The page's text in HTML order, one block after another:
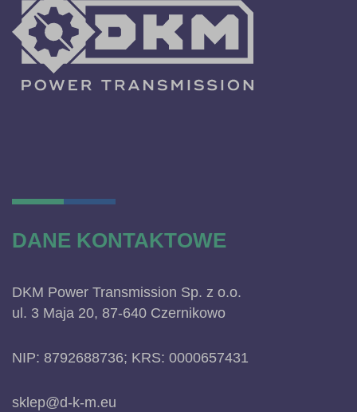
DANE KONTAKTOWE
DKM Power Transmission Sp. z o.o.
ul. 3 Maja 20, 87-640 Czernikowo
NIP: 8792688736; KRS: 0000657431
sklep@d-k-m.eu